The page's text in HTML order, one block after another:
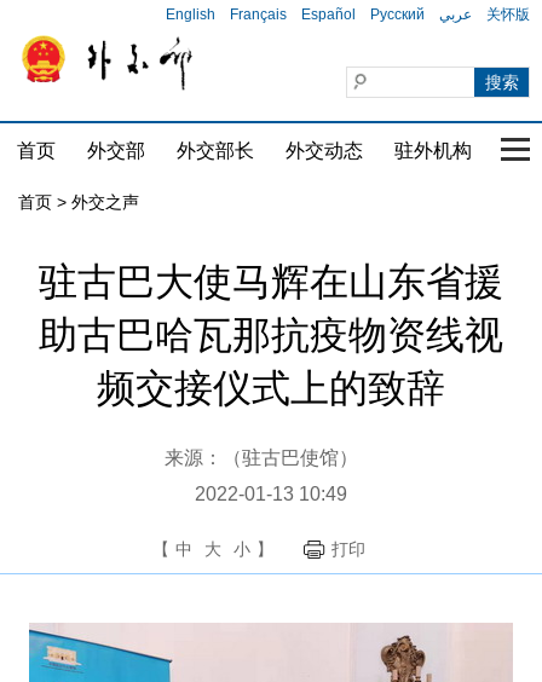
English Français Español Русский عربي 关怀版
首页 外交部 外交部长 外交动态 驻外机构 国
首页 > 外交之声
驻古巴大使马辉在山东省援
助古巴哈瓦那抗疫物资线视
频交接仪式上的致辞
来源：（驻古巴使馆）
2022-01-13 10:49
【 中 大 小 】 打印